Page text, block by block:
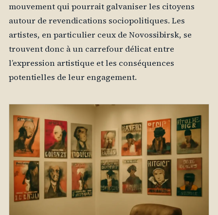
mouvement qui pourrait galvaniser les citoyens
autour de revendications sociopolitiques. Les
artistes, en particulier ceux de Novossibirsk, se
trouvent donc à un carrefour délicat entre
l’expression artistique et les conséquences
potentielles de leur engagement.